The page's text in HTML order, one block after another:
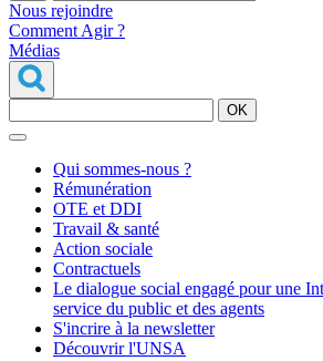
Nous rejoindre
Comment Agir ?
Médias
OK
Qui sommes-nous ?
Rémunération
OTE et DDI
Travail & santé
Action sociale
Contractuels
Le dialogue social engagé pour une
service du public et des agents
S'incrire à la newsletter
Découvrir l'UNSA